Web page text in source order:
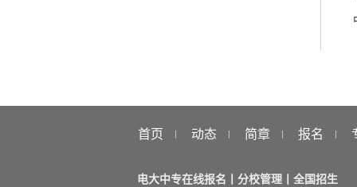
首页 动态 简章 报名
电大中专在线报名丨分校管理丨全国招生